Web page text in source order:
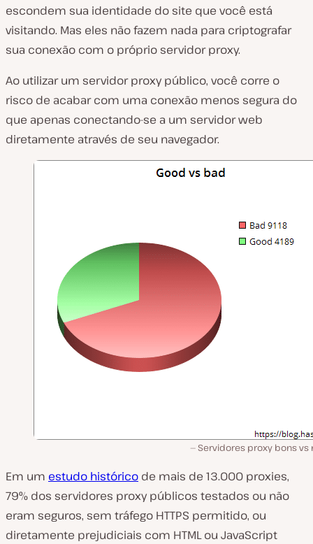
escondem sua identidade do site que você está
visitando. Mas eles não fazem nada para criptografar
sua conexão com o próprio servidor proxy.
Ao utilizar um servidor proxy público, você corre o
risco de acabar com uma conexão menos segura do
que apenas conectando-se a um servidor web
diretamente através de seu navegador.
Servidores proxy bons vs
Em um estudo histórico de mais de 13.000 proxies,
79% dos servidores proxy públicos testados ou não
eram seguros, sem tráfego HTTPS permitido, ou
diretamente prejudiciais com HTML ou JavaScript